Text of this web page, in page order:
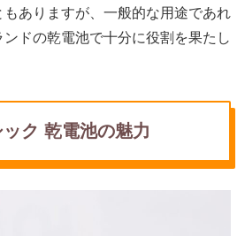
ありますが、一般的な用途であれ
ドの乾電池で十分に役割を果たし
ク 乾電池の魅力